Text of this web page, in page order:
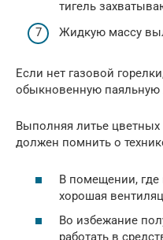
тигель
Жидкую массу
Если нет газовой
обыкновенную паяльную
Выполняя литье
должен помнить о
В помещении, где
хорошая
Во избежание
работать в